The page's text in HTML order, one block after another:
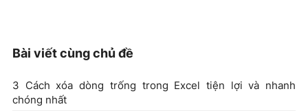
Bài viết cùng chủ đề
3 Cách xóa dòng trống trong Excel tiện lợi và nhanh
chóng nhất